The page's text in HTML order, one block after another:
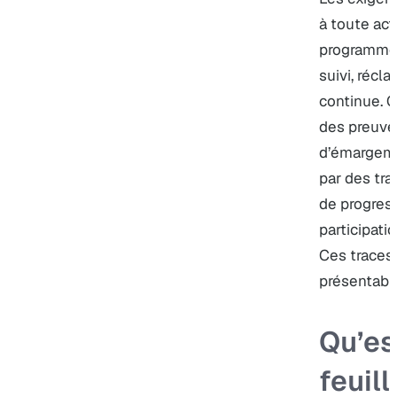
à toute
suivi,
continue.
des
par des
de
Ces